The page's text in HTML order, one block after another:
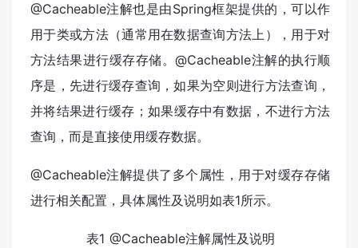
@Cacheable注解也是由Spring框架提供的，可以作
用于类或方法（通常用在数据查询方法上），用于对
方法结果进行缓存存储。@Cacheable注解的执行顺
序是，先进行缓存查询，如果为空则进行方法查询，
并将结果进行缓存；如果缓存中有数据，不进行方法
查询，而是直接使用缓存数据。
@Cacheable注解提供了多个属性，用于对缓存存储
进行相关配置，具体属性及说明如表1所示。
表1 @Cacheable注解属性及说明